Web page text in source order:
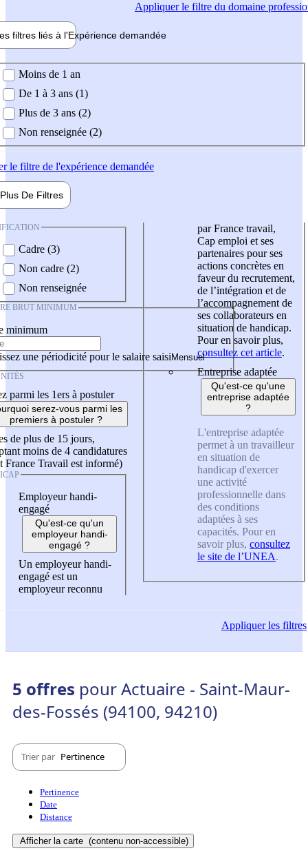
Appliquerle filtre du domaine
filtres liés à l'Expérience demandée
demandée
Moins de 1 an
De 1 à 3 ans (1)
Plus de 3 ans (2)
Non renseignée (2)
le filtre de l'expérience demandée
Plus De Filtres
Cadre (3)
Non cadre (2)
Non renseignée
BRUT MINIMUM
minimum
une périodicité pour le salaire saisi
parmi les 1ers à postuler
serez-vous parmi les
premiers à postuler ?
de plus de 15 jours,
moins de 4 candidatures
France Travail est informé)
Employeur handi-
engagé
Qu'est-ce qu'un
employeur handi-
engagé ?
Un employeur handi-
engagé est un
employeur reconnu
par France travail,
Cap emploi et ses
partenaires pour ses
actions concrètes en
faveur du recrutement,
de l’intégration et de
l’accompagnement de
ses collaborateurs en
situation de handicap.
Pour en savoir plus,
consultez cet article.
Entreprise adaptée
Qu'est-ce qu'une
entreprise adaptée
?
L'entreprise adaptée
permet à un travailleur
en situation de
handicap d'exercer
une activité
professionnelle dans
des conditions
adaptées à ses
capacités. Pour en
savoir plus, consultez
le site de l’UNEA.
Appliquerles filtres
5 offres pour Actuaire - Saint-Maur-
des-Fossés (94100, 94210)
Trier par Pertinence
Pertinence
Date
Distance
Afficher la carte (contenu non-accessible)